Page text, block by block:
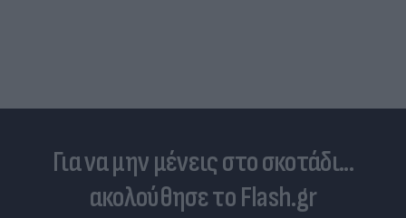
Για να μην μένεις στο σκοτάδι...
ακολούθησε το Flash.gr